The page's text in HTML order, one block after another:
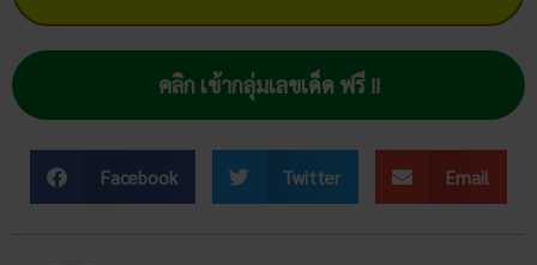
คลิก เข้ากลุ่มเลขเด็ด ฟรี !!
Facebook Twitter Email